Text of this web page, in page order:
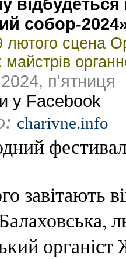
собор-
лютого сцена
майстрів
п'ятниця
у Facebook
charivne.info
завітають